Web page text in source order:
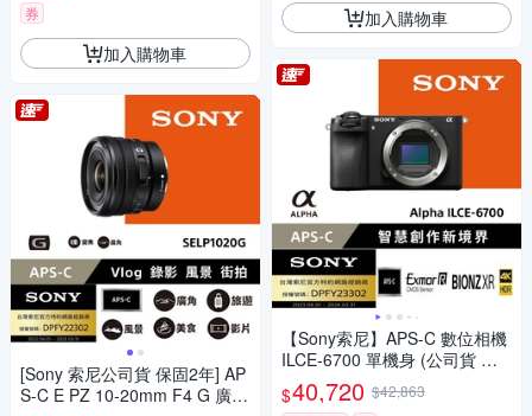
券
加入購物車
[Sony 索尼公司貨 保固2年] AP
S-C E PZ 10-20mm F4 G 廣角
加入購物車
【Sony索尼】APS-C 數位相機
ILCE-6700 單機身 (公司貨 保
固18+6個月)
$40,720 $42,863